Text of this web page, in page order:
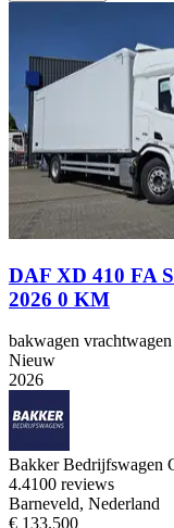
DAF XD 410 FA
2026 0 KM
bakwagen vrachtwagen
Nieuw
2026
Bakker Bedrijfswagen
4.4100 reviews
Barneveld, Nederland
€ 133.500